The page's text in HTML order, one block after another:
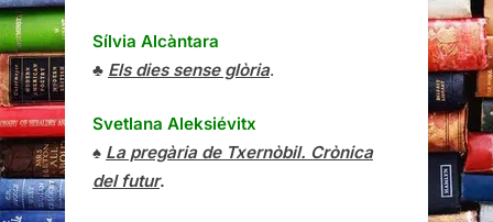
Sílvia Alcàntara
♣ Els dies sense glòria.
Svetlana Aleksiévitx
♠ La pregària de Txernòbil. Crònica
del futur.